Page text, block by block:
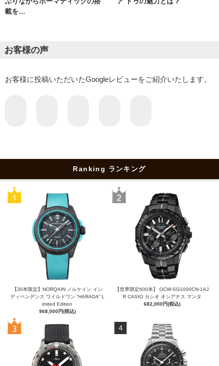
載を…
お客様の声
お客様に投稿いただいたGoogleレビューをご紹介いたします。
Ranking ランキング
【30本限定】NORQAIN ノルケイン イン
ディペンデンス ワイルドワン “HARADA” L
imited Edition
968,000円(税込)
【世界限定600本】 OCW-SG1000CN-1AJ
R CASIO カシオ オシアナス マンタ
682,000円(税込)
4